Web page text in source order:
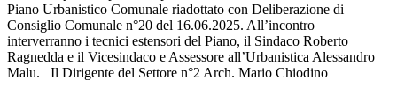
Piano Urbanistico Comunale riadottato con Deliberazione di
Consiglio Comunale n°20 del 16.06.2025. All’incontro
interverranno i tecnici estensori del Piano, il Sindaco Roberto
Ragnedda e il Vicesindaco e Assessore all’Urbanistica Alessandro
Malu. Il Dirigente del Settore n°2 Arch. Mario Chiodino